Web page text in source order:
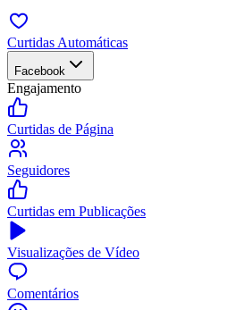
Curtidas Automáticas
Facebook
Engajamento
Curtidas de Página
Seguidores
Curtidas em Publicações
Visualizações de Vídeo
Comentários